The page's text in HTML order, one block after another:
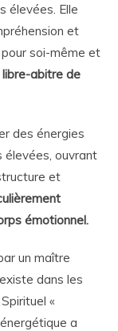
élevées. Elle
et
pour soi-même et
abitre de
des énergies
élevées, ouvrant
et
émotionnel.
un maître
dans les
«
a